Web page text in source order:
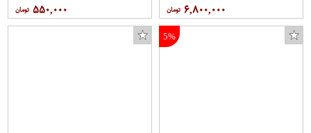
۶,۸۰۰,۰۰۰ ۵۵۰,۰۰۰
5%